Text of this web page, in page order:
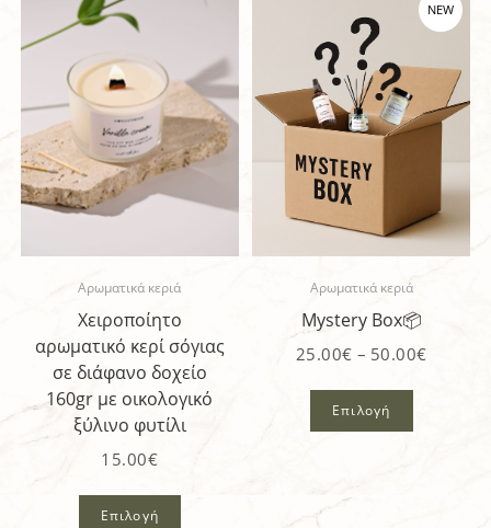
Aρωματικά κεριά
Χειροποίητο
αρωματικό κερί σόγιας
σε διάφανο δοχείο
160gr με οικολογικό
ξύλινο φυτίλι
15.00€
Επιλογή
NEW
Aρωματικά κεριά
Mystery Box📦
25.00€ – 50.00€
Επιλογή